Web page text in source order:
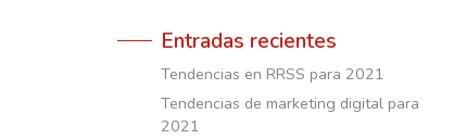
Entradas recientes
Tendencias en RRSS para 2021
Tendencias de marketing digital para
2021